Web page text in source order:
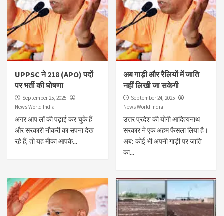
UPPSC ने 218 (APO) पदों
पर भर्ती की घोषणा
September 25, 2025
News World India
अगर आप लॉ की पढ़ाई कर चुके हैं
और सरकारी नौकरी का सपना देख
रहे हैं, तो यह मौका आपके...
अब गाड़ी और रैलियों में जाति
नहीं लिखी जा सकेगी
September 24, 2025
News World India
उत्तर प्रदेश की योगी आदित्यनाथ
सरकार ने एक अहम फैसला लिया है।
अब: कोई भी अपनी गाड़ी पर जाति
का...